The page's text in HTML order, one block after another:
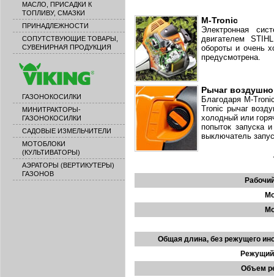
МАСЛО, ПРИСАДКИ К
ТОПЛИВУ, СМАЗКИ
ПРИНАДЛЕЖНОСТИ
СОПУТСТВУЮЩИЕ ТОВАРЫ,
СУВЕНИРНАЯ ПРОДУКЦИЯ
ГАЗОНОКОСИЛКИ
МИНИТРАКТОРЫ-
ГАЗОНОКОСИЛКИ
САДОВЫЕ ИЗМЕЛЬЧИТЕЛИ
МОТОБЛОКИ
(КУЛЬТИВАТОРЫ)
АЭРАТОРЫ (ВЕРТИКУТЕРЫ)
ГАЗОНОВ
M-Tronic
Электронная
двигателем
обороты и очень
предусмотрена.
Рычаг
Благодаря M-
Tronic рычаг
холодный или
попыток запуска
выключатель
Общая длина, без режущего
Объем